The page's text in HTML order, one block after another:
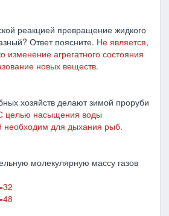
реакцией превращение жидкого
Ответ поясните. Не является,
изменение агрегатного состояния
новых веществ.
хозяйств делают зимой проруби
целью насыщения воды
необходим для дыхания рыб.
молекулярную массу газов